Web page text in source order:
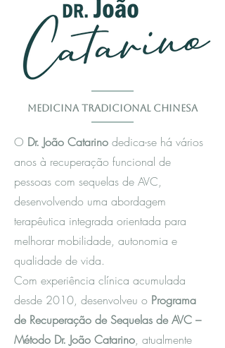
Medicina Tradicional Chinesa
O Dr. João Catarino dedica-se há vários
anos à recuperação funcional de
pessoas com sequelas de AVC,
desenvolvendo uma abordagem
terapêutica integrada orientada para
melhorar mobilidade, autonomia e
qualidade de vida.
Com experiência clínica acumulada
desde 2010, desenvolveu o Programa
de Recuperação de Sequelas de AVC –
Método Dr. João Catarino, atualmente